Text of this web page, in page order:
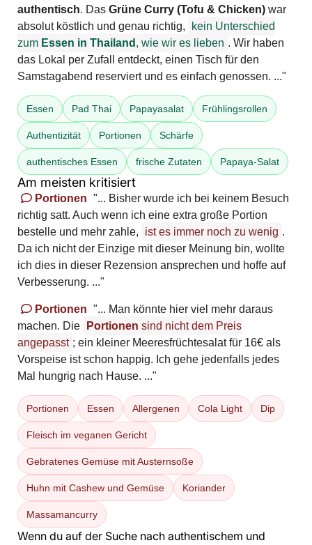
authentisch. Das Grüne Curry (Tofu & Chicken) war
absolut köstlich und genau richtig,
kein Unterschied
zum Essen in Thailand , wie wir es lieben . Wir haben
das Lokal per Zufall entdeckt, einen Tisch für den
Samstagabend reserviert und es einfach genossen. ..."
Essen Pad Thai Papayasalat Frühlingsrollen
Authentizität Portionen Schärfe
authentisches Essen frische Zutaten Papaya-Salat
Am meisten kritisiert
Portionen "... Bisher wurde ich bei keinem Besuch
richtig satt. Auch wenn ich eine extra große Portion
bestelle und mehr zahle,
ist es immer noch zu wenig .
Da ich nicht der Einzige mit dieser Meinung bin, wollte
ich dies in dieser Rezension ansprechen und hoffe auf
Verbesserung. ..."
Portionen "... Man könnte hier viel mehr daraus
machen. Die
Portionen sind nicht dem Preis
angepasst ; ein kleiner Meeresfrüchtesalat für 16€ als
Vorspeise ist schon happig. Ich gehe jedenfalls jedes
Mal hungrig nach Hause. ..."
Portionen Essen Allergenen Cola Light Dip
Fleisch im veganen Gericht
Gebratenes Gemüse mit Austernsoße
Huhn mit Cashew und Gemüse Koriander
Massamancurry
Wenn du auf der Suche nach authentischem und